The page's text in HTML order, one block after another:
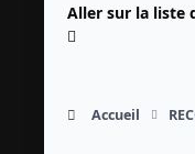
Aller sur la liste
Accueil